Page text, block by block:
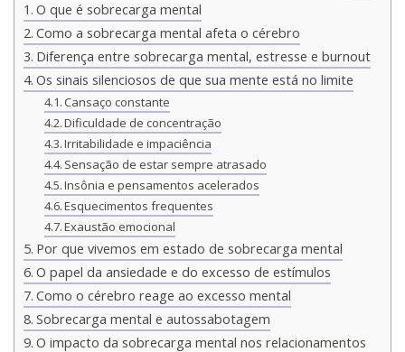
O que é sobrecarga mental
Como a sobrecarga mental afeta o cérebro
Diferença entre sobrecarga mental, estresse e burnout
Os sinais silenciosos de que sua mente está no limite
Cansaço constante
Dificuldade de concentração
Irritabilidade e impaciência
Sensação de estar sempre atrasado
Insônia e pensamentos acelerados
Esquecimentos frequentes
Exaustão emocional
Por que vivemos em estado de sobrecarga mental
O papel da ansiedade e do excesso de estímulos
Como o cérebro reage ao excesso mental
Sobrecarga mental e autossabotagem
O impacto da sobrecarga mental nos relacionamentos